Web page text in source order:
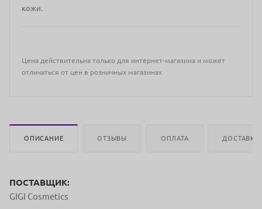
кожи.
Цена действительна только для интернет-магазина и может
отличаться от цен в розничных магазинах
ОПИСАНИЕ ОТЗЫВЫ ОПЛАТА ДОСТАВКА
ПОСТАВЩИК:
GIGI Cosmetics